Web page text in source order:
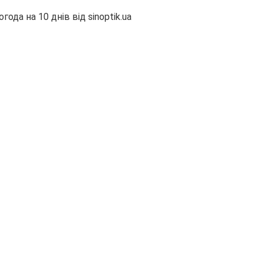
на 10 днів від sinoptik.ua